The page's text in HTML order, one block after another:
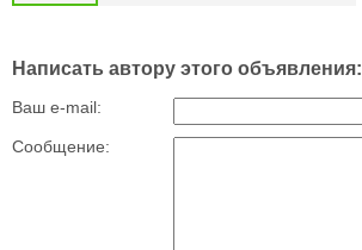
Написать автору этого объявления:
Ваш e-mail:
Сообщение: